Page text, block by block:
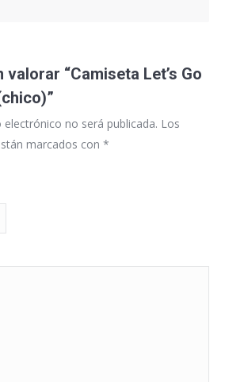
valorar “Camiseta Let’s Go
no será publicada. Los
marcados con *